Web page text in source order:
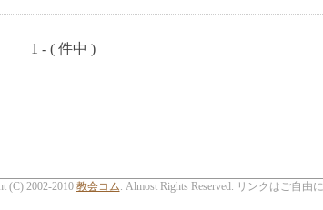
1 - ( 件中 )
(C) 2002-2010 教会コム . Almost Rights Reserved. リンクはご自由に